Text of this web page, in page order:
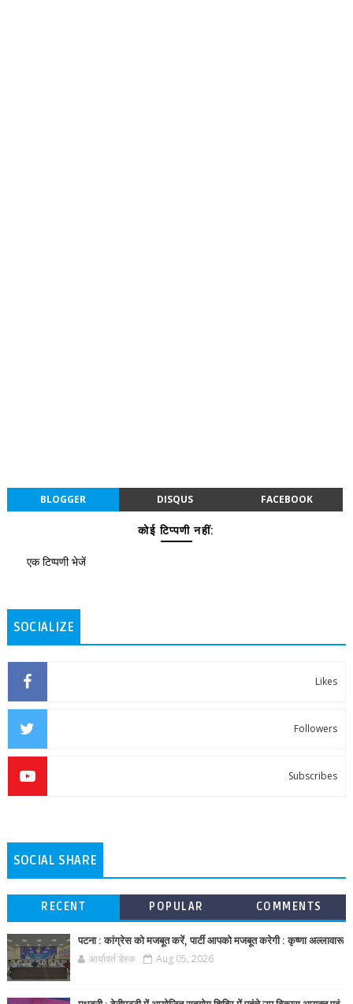
BLOGGER DISQUS FACEBOOK
कोई टिप्पणी नहीं:
एक टिप्पणी भेजें
SOCIALIZE
Likes
Followers
Subscribes
SOCIAL SHARE
RECENT POPULAR COMMENTS
पटना : कांग्रेस को मजबूत करें, पार्टी आपको मजबूत करेगी : कृष्णा अल्लावारू
आर्यावर्त डेस्क Aug 05, 2026